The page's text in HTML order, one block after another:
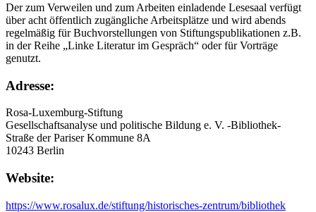
Der zum Verweilen und zum Arbeiten einladende Lesesaal verfügt
über acht öffentlich zugängliche Arbeitsplätze und wird abends
regelmäßig für Buchvorstellungen von Stiftungspublikationen z.B.
in der Reihe „Linke Literatur im Gespräch“ oder für Vorträge
genutzt.
Adresse:
Rosa-Luxemburg-Stiftung
Gesellschaftsanalyse und politische Bildung e. V. -Bibliothek-
Straße der Pariser Kommune 8A
10243 Berlin
Website:
https://www.rosalux.de/stiftung/historisches-zentrum/bibliothek